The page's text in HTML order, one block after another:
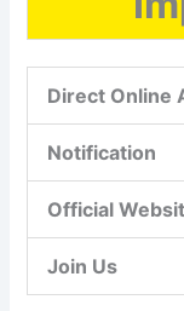
Direct Online
Notification
Official
Join Us